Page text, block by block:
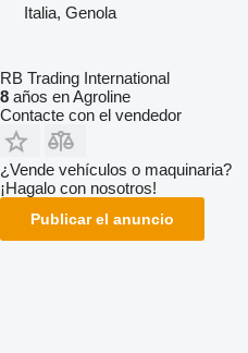
Italia, Genola
RB Trading International
8 años en Agroline
Contacte con el vendedor
¿Vende vehículos o maquinaria?
¡Hagalo con nosotros!
Publicar el anuncio